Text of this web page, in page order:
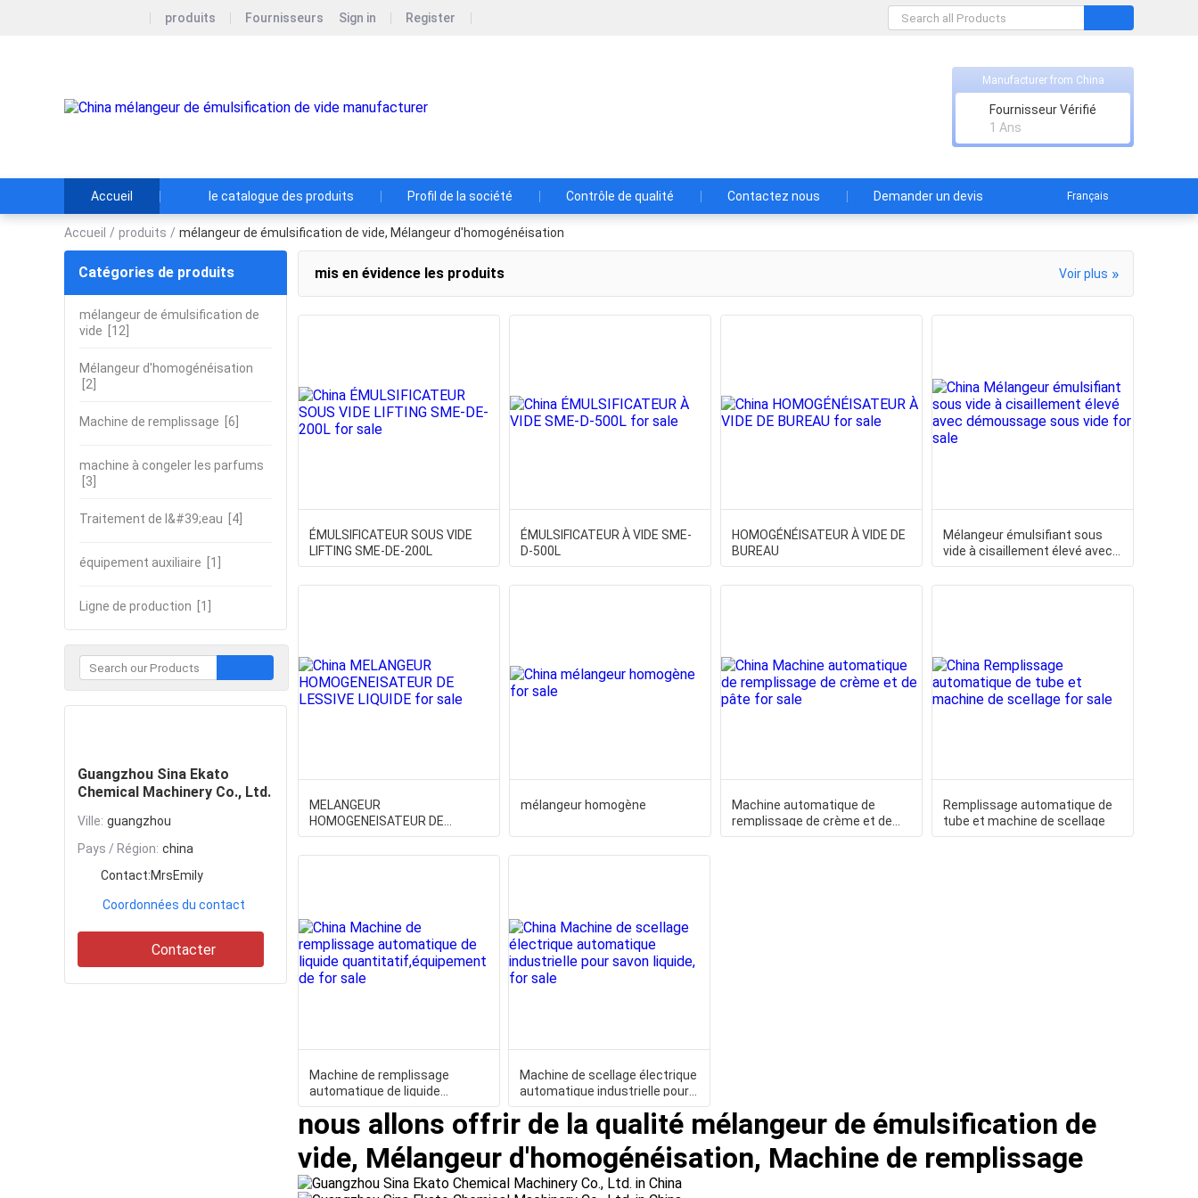
produits Fournisseurs Sign in Register
Guangzhou Sina Ekato Chemical Machinery Co., Ltd.
Manufacturer from China
Fournisseur Vérifié
1 Ans
Accueil le catalogue des produits Profil de la société Contrôle de qualité Contactez nous Demander un devis Français
Accueil / produits / mélangeur de émulsification de vide, Mélangeur d'homogénéisation
Catégories de produits
mélangeur de émulsification de
vide [12]
Mélangeur d'homogénéisation
[2]
Machine de remplissage [6]
machine à congeler les parfums
[3]
Traitement de l&#39;eau [4]
équipement auxiliaire [1]
Ligne de production [1]
Guangzhou Sina Ekato
Chemical Machinery Co., Ltd.
Ville: guangzhou
Pays / Région: china
Contact:MrsEmily
Coordonnées du contact
Contacter
mis en évidence les produits Voir plus »
ÉMULSIFICATEUR SOUS VIDE
LIFTING SME-DE-200L
ÉMULSIFICATEUR À VIDE SME-
D-500L
HOMOGÉNÉISATEUR À VIDE DE
BUREAU
Mélangeur émulsifiant sous
vide à cisaillement élevé avec
démoussage sous vide
MELANGEUR
HOMOGENEISATEUR DE
LESSIVE LIQUIDE
mélangeur homogène
Machine automatique de
remplissage de crème et de
pâte
Remplissage automatique de
tube et machine de scellage
Machine de remplissage
automatique de liquide
quantitatif,équipement de
Machine de scellage électrique
automatique industrielle pour
savon liquide,
nous allons offrir de la qualité mélangeur de émulsification de
vide, Mélangeur d'homogénéisation, Machine de remplissage